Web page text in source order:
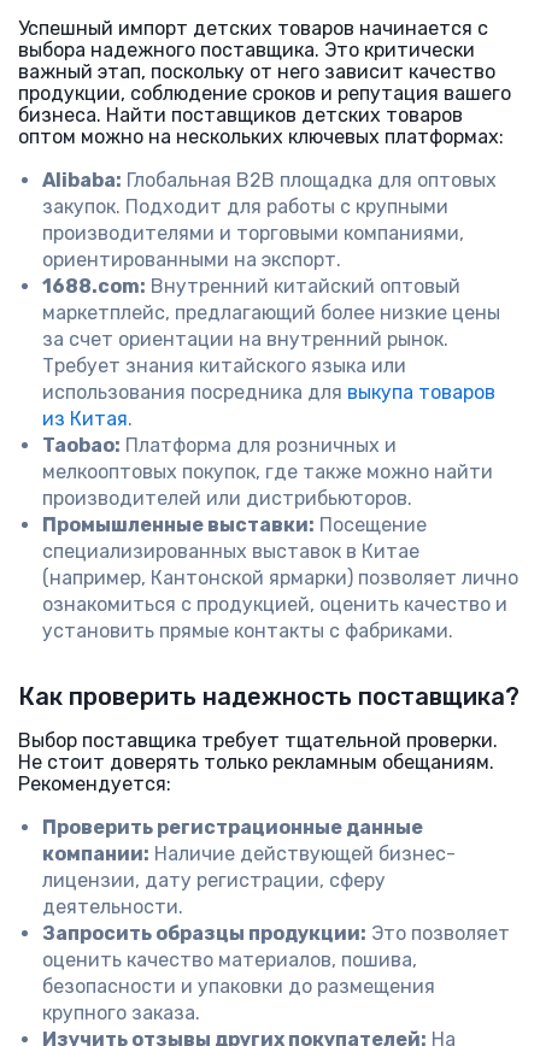
Успешный импорт детских товаров начинается с
выбора надежного поставщика. Это критически
важный этап, поскольку от него зависит качество
продукции, соблюдение сроков и репутация вашего
бизнеса. Найти поставщиков детских товаров
оптом можно на нескольких ключевых платформах:
Alibaba: Глобальная B2B площадка для оптовых
закупок. Подходит для работы с крупными
производителями и торговыми компаниями,
ориентированными на экспорт.
1688.com: Внутренний китайский оптовый
маркетплейс, предлагающий более низкие цены
за счет ориентации на внутренний рынок.
Требует знания китайского языка или
использования посредника для выкупа товаров
из Китая.
Taobao: Платформа для розничных и
мелкооптовых покупок, где также можно найти
производителей или дистрибьюторов.
Промышленные выставки: Посещение
специализированных выставок в Китае
(например, Кантонской ярмарки) позволяет лично
ознакомиться с продукцией, оценить качество и
установить прямые контакты с фабриками.
Как проверить надежность поставщика?
Выбор поставщика требует тщательной проверки.
Не стоит доверять только рекламным обещаниям.
Рекомендуется:
Проверить регистрационные данные
компании: Наличие действующей бизнес-
лицензии, дату регистрации, сферу
деятельности.
Запросить образцы продукции: Это позволяет
оценить качество материалов, пошива,
безопасности и упаковки до размещения
крупного заказа.
Изучить отзывы других покупателей: На